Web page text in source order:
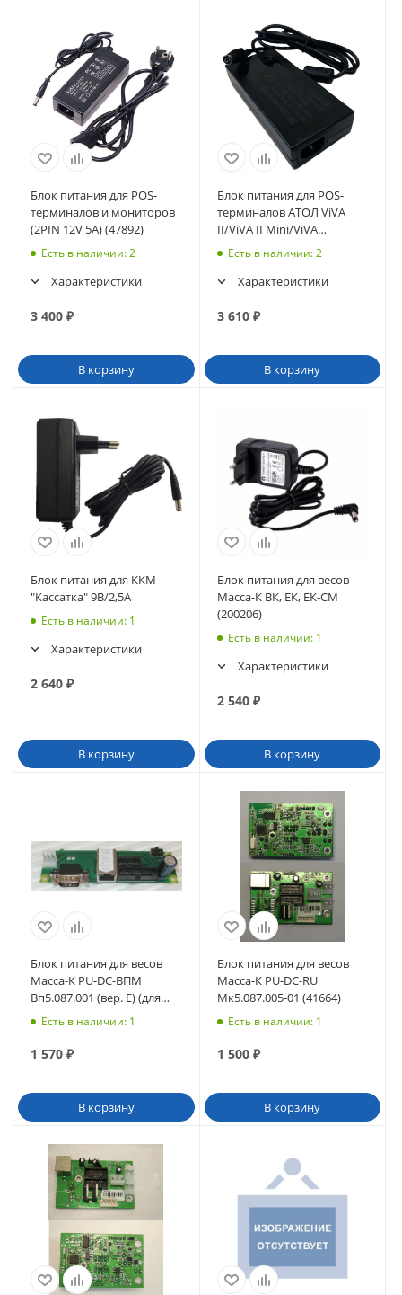
Блок питания для POS-
терминалов и мониторов
(2PIN 12V 5A) (47892)
Есть в наличии: 2
Характеристики
3 400 ₽
В корзину
Блок питания для POS-
терминалов АТОЛ ViVA
II/ViVA II Mini/ViVA
Smart/Optima (4PIN 12V
Есть в наличии: 2
Характеристики
3 610₽
В корзину
Блок питания для ККМ
"Кассатка" 9В/2,5А
Есть в наличии: 1
Характеристики
2 640 ₽
В корзину
Блок питания для весов
Масса-К ВК, ЕК, ЕК-СМ
(200206)
Есть в наличии: 1
Характеристики
2 540₽
В корзину
Блок питания для весов
Масса-К PU-DC-ВПМ
Вп5.087.001 (вер. Е) (для
MF) с разъемом DB-9
Есть в наличии: 1
1 570 ₽
В корзину
Блок питания для весов
Масса-К PU-DC-RU
Мк5.087.005-01 (41664)
Есть в наличии: 1
1 500₽
В корзину